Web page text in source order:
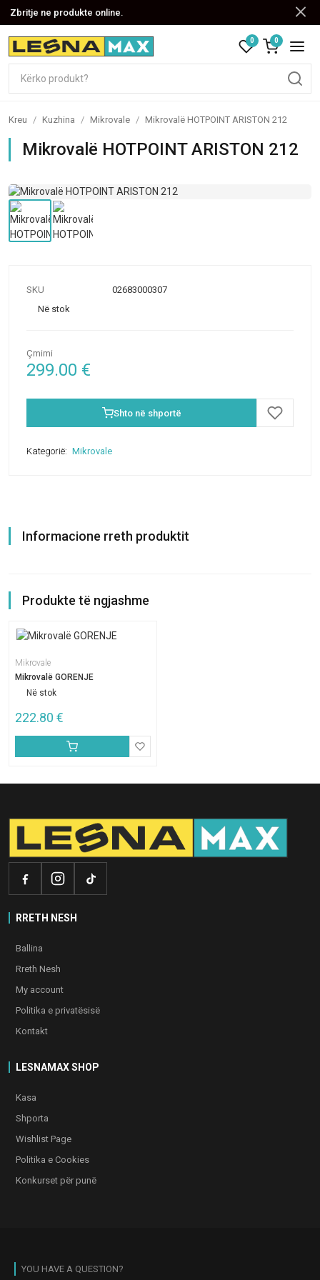
Zbritje ne produkte online.
0 0
Kreu / Kuzhina / Mikrovale / Mikrovalë HOTPOINT ARISTON 212
Mikrovalë HOTPOINT ARISTON 212
SKU
02683000307
Në stok
Çmimi
299.00 €
Shto në shportë
Kategorië: Mikrovale
Informacione rreth produktit
Produkte të ngjashme
Mikrovale
Mikrovalë GORENJE
Në stok
222.80 €
RRETH NESH
Ballina
Rreth Nesh
My account
Politika e privatësisë
Kontakt
LESNAMAX SHOP
Kasa
Shporta
Wishlist Page
Politika e Cookies
Konkurset për punë
YOU HAVE A QUESTION?